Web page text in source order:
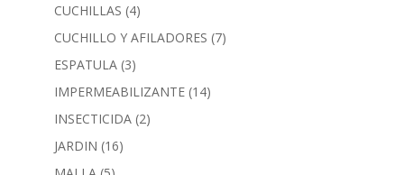
CUCHILLAS (4)
CUCHILLO Y AFILADORES (7)
ESPATULA (3)
IMPERMEABILIZANTE (14)
INSECTICIDA (2)
JARDIN (16)